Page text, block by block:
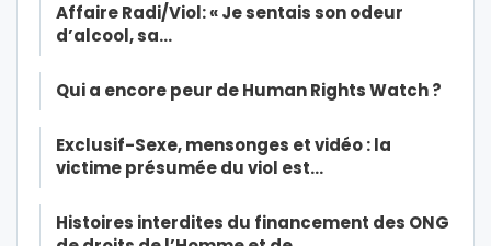
Affaire Radi/Viol: « Je sentais son odeur
d’alcool, sa…
Qui a encore peur de Human Rights Watch ?
Exclusif-Sexe, mensonges et vidéo : la
victime présumée du viol est…
Histoires interdites du financement des ONG